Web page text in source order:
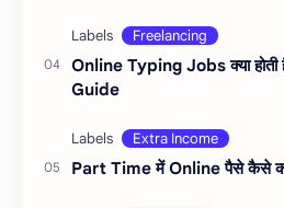
Online Typing Jobs क्या
Guide
Part Time में Online पैसे कैसे